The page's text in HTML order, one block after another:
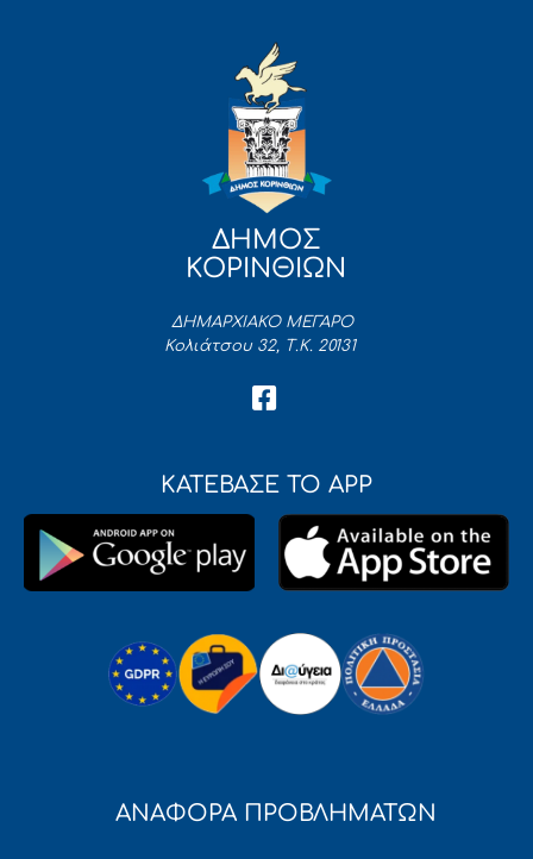
ΔΗΜΟΣ
ΚΟΡΙΝΘΙΩΝ
ΔΗΜΑΡΧΙΑΚΟ ΜΕΓΑΡΟ
Κολιάτσου 32, Τ.Κ. 20131
ΚΑΤΕΒΑΣΕ ΤΟ APP
ΑΝΑΦΟΡΑ ΠΡΟΒΛΗΜΑΤΩΝ